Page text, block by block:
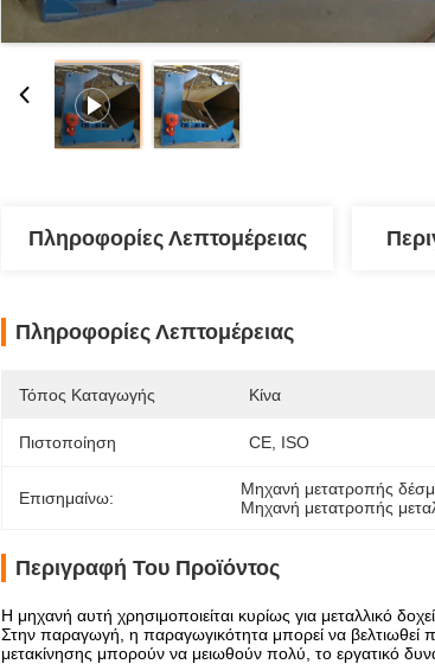
Πληροφορίες Λεπτομέρειας
Πληροφορίες Λεπτομέρειας
Τόπος Καταγωγής Κίνα
Πιστοποίηση CE, ISO
Επισημαίνω: Μηχανή μετατροπής
Μηχανή μετατροπής
Περιγραφή Του Προϊόντος
Η μηχανή αυτή χρησιμοποιείται κυρίως για μεταλλικό
Στην παραγωγή, η παραγωγικότητα μπορεί να βελτιωθεί
μετακίνησης μπορούν να μειωθούν πολύ, το εργατικό